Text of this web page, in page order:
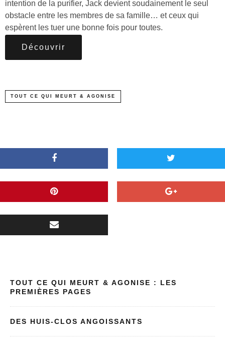
intention de la purifier, Jack devient soudainement le seul
obstacle entre les membres de sa famille… et ceux qui
espèrent les tuer une bonne fois pour toutes.
Découvrir
TOUT CE QUI MEURT & AGONISE
TOUT CE QUI MEURT & AGONISE : LES
PREMIÈRES PAGES
DES HUIS-CLOS ANGOISSANTS